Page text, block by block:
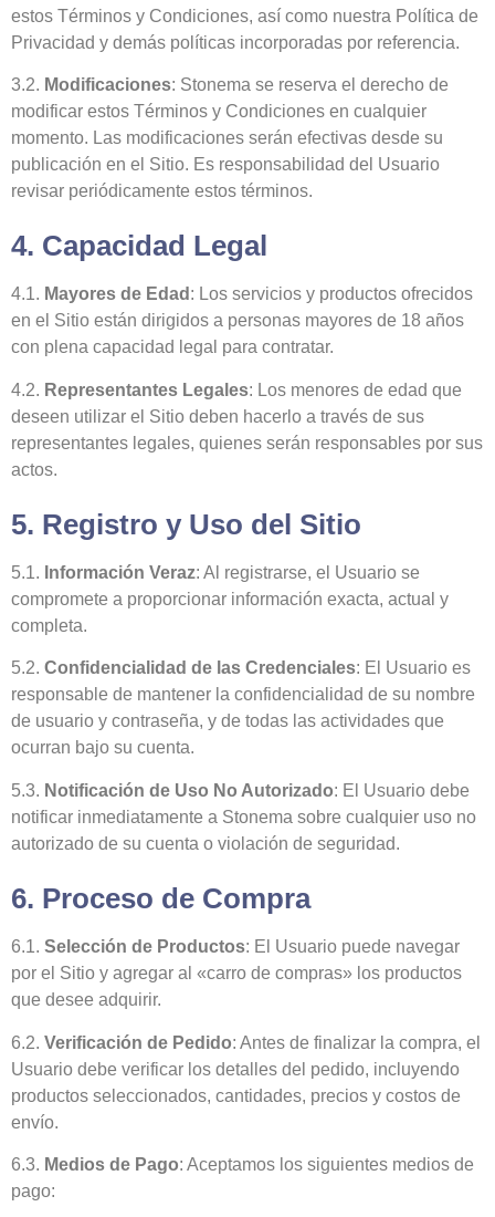
estos Términos y Condiciones, así como nuestra Política de
Privacidad y demás políticas incorporadas por referencia.
3.2. Modificaciones: Stonema se reserva el derecho de
modificar estos Términos y Condiciones en cualquier
momento. Las modificaciones serán efectivas desde su
publicación en el Sitio. Es responsabilidad del Usuario
revisar periódicamente estos términos.
4. Capacidad Legal
4.1. Mayores de Edad : Los servicios y productos ofrecidos
en el Sitio están dirigidos a personas mayores de 18 años
con plena capacidad legal para contratar.
4.2. Representantes Legales: Los menores de edad que
deseen utilizar el Sitio deben hacerlo a través de sus
representantes legales, quienes serán responsables por sus
actos.
5. Registro y Uso del Sitio
5.1. Información Veraz: Al registrarse, el Usuario se
compromete a proporcionar información exacta, actual y
completa.
5.2. Confidencialidad de las Credenciales: El Usuario es
responsable de mantener la confidencialidad de su nombre
de usuario y contraseña, y de todas las actividades que
ocurran bajo su cuenta.
5.3. Notificación de Uso No Autorizado: El Usuario debe
notificar inmediatamente a Stonema sobre cualquier uso no
autorizado de su cuenta o violación de seguridad.
6. Proceso de Compra
6.1. Selección de Productos: El Usuario puede navegar
por el Sitio y agregar al «carro de compras» los productos
que desee adquirir.
6.2. Verificación de Pedido: Antes de finalizar la compra, el
Usuario debe verificar los detalles del pedido, incluyendo
productos seleccionados, cantidades, precios y costos de
envío.
6.3. Medios de Pago: Aceptamos los siguientes medios de
pago: